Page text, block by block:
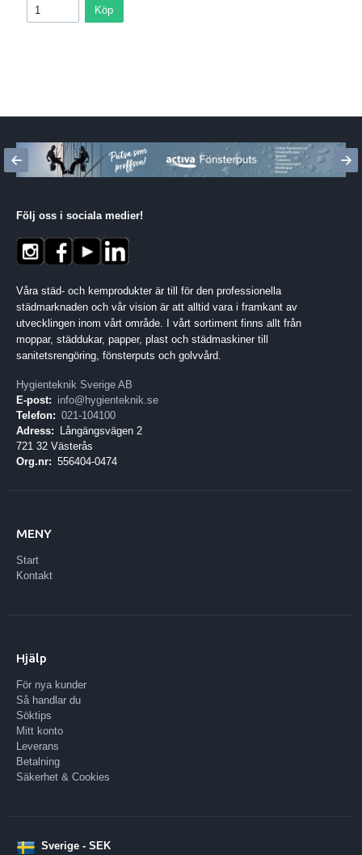
Köp
Följ oss i sociala medier!
Våra städ- och kemprodukter är till för den professionella
städmarknaden och vår vision är att alltid vara i framkant av
utvecklingen inom vårt område. I vårt sortiment finns allt från
moppar, städdukar, papper, plast och städmaskiner till
sanitetsrengöring, fönsterputs och golvvård.
Hygienteknik Sverige AB
E-post: info@hygienteknik.se
Telefon: 021-104100
Adress:
Långängsvägen 2
721 32 Västerås
Org.nr: 556404-0474
MENY
Start
Kontakt
Hjälp
För nya kunder
Så handlar du
Söktips
Mitt konto
Leverans
Betalning
Säkerhet & Cookies
Sverige - SEK